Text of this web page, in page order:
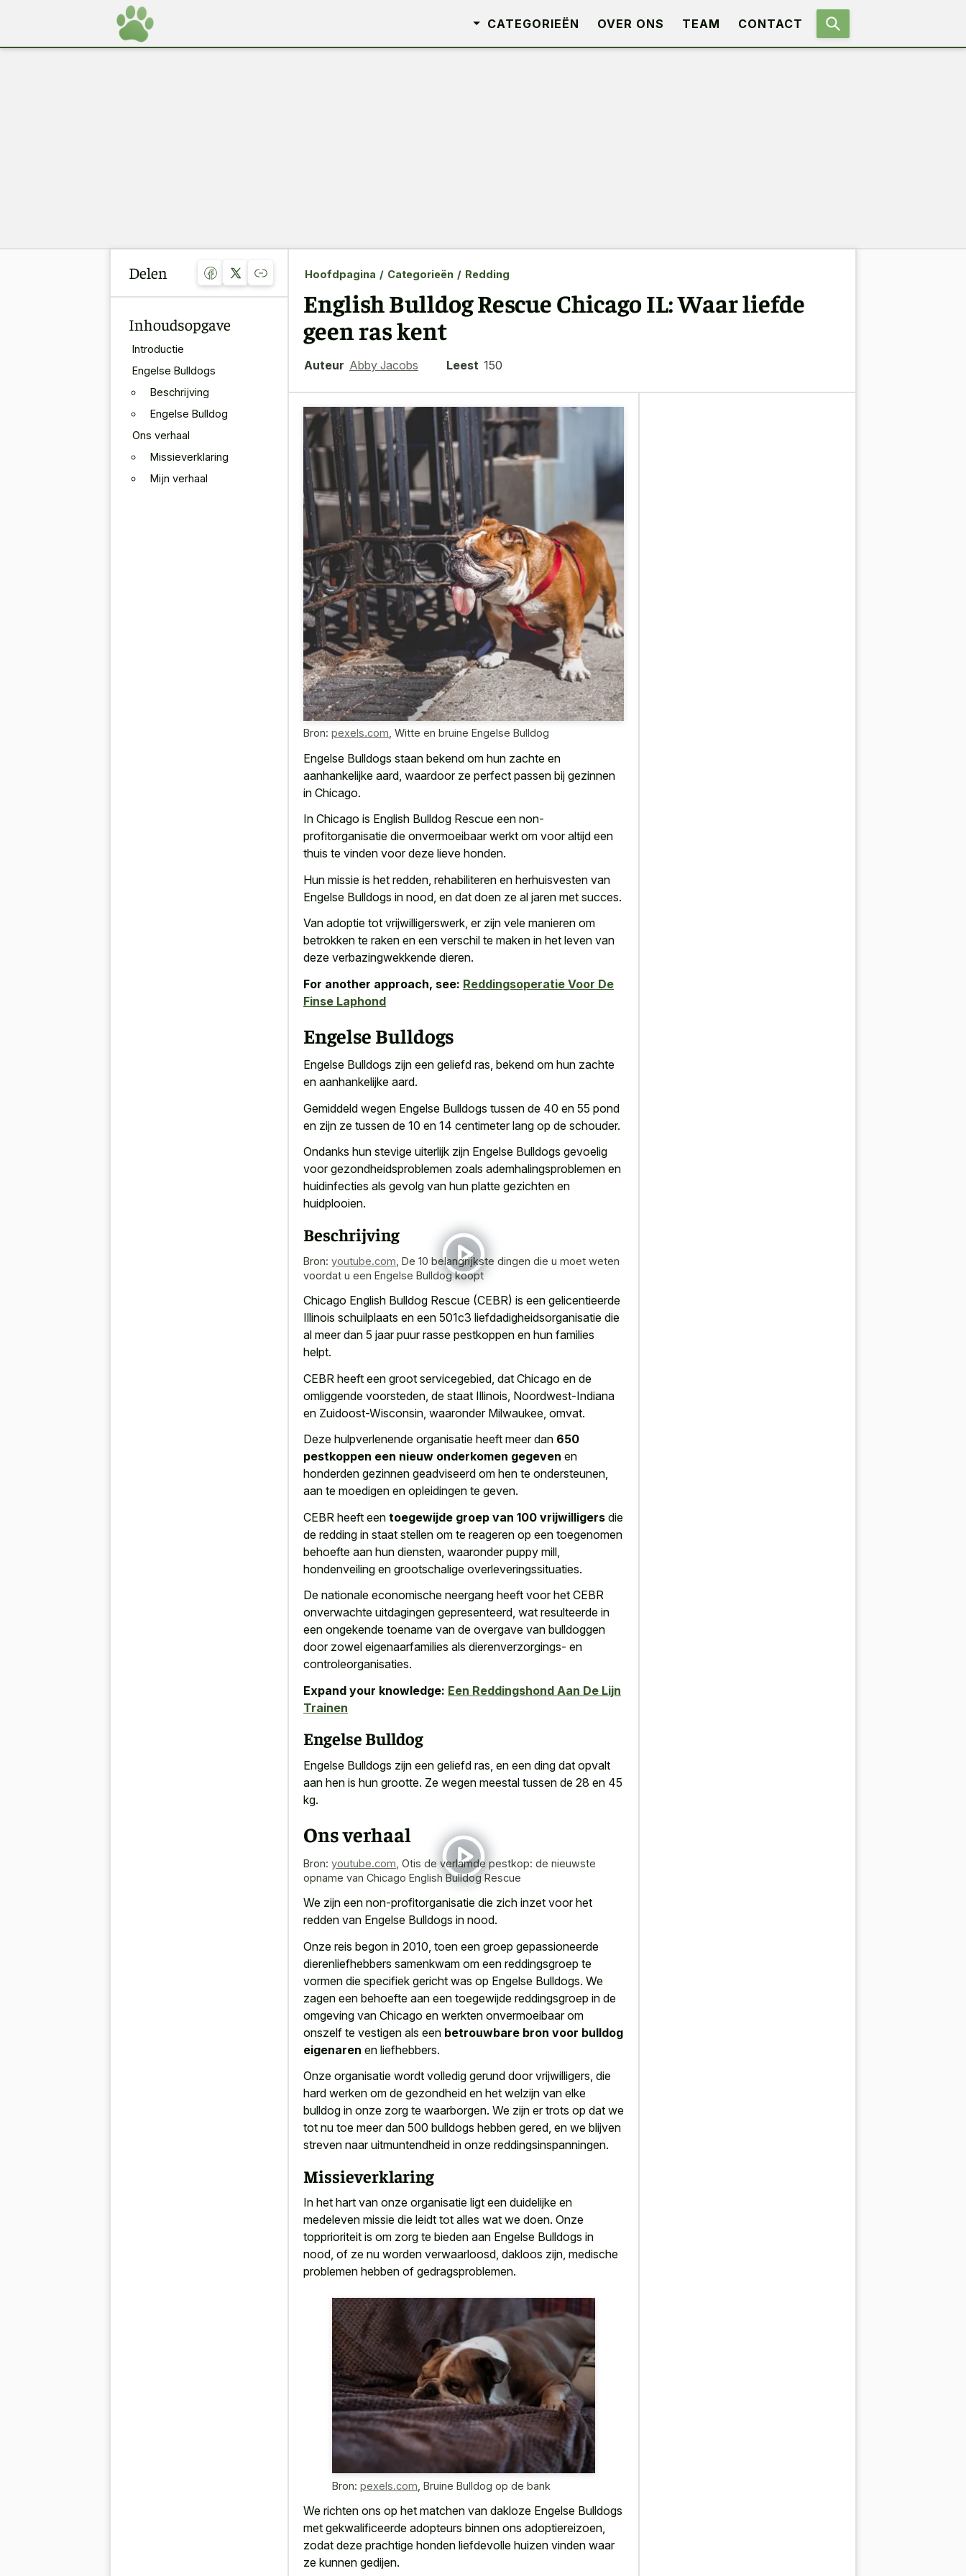
CATEGORIEËN OVER ONS TEAM CONTACT
Delen
Inhoudsopgave
Introductie
Engelse Bulldogs
Beschrijving
Engelse Bulldog
Ons verhaal
Missieverklaring
Mijn verhaal
Hoofdpagina / Categorieën / Redding
English Bulldog Rescue Chicago IL: Waar liefde
geen ras kent
Auteur Abby Jacobs Leest 150
Bron: pexels.com Witte en bruine Engelse Bulldog
Engelse Bulldogs staan bekend om hun zachte en
aanhankelijke aard, waardoor ze perfect passen bij gezinnen
in Chicago.
In Chicago is English Bulldog Rescue een non-
profitorganisatie die onvermoeibaar werkt om voor altijd een
thuis te vinden voor deze lieve honden.
Hun missie is het redden, rehabiliteren en herhuisvesten van
Engelse Bulldogs in nood, en dat doen ze al jaren met succes.
Van adoptie tot vrijwilligerswerk, er zijn vele manieren om
betrokken te raken en een verschil te maken in het leven van
deze verbazingwekkende dieren.
For another approach, see: Reddingsoperatie Voor De
Finse Laphond
Engelse Bulldogs
Engelse Bulldogs zijn een geliefd ras, bekend om hun zachte
en aanhankelijke aard.
Gemiddeld wegen Engelse Bulldogs tussen de 40 en 55 pond
en zijn ze tussen de 10 en 14 centimeter lang op de schouder.
Ondanks hun stevige uiterlijk zijn Engelse Bulldogs gevoelig
voor gezondheidsproblemen zoals ademhalingsproblemen en
huidinfecties als gevolg van hun platte gezichten en
huidplooien.
Beschrijving
Bron: youtube.com De 10 belangrijkste dingen die u moet weten
voordat u een Engelse Bulldog koopt
Chicago English Bulldog Rescue (CEBR) is een gelicentieerde
Illinois schuilplaats en een 501c3 liefdadigheidsorganisatie die
al meer dan 5 jaar puur rasse pestkoppen en hun families
helpt.
CEBR heeft een groot servicegebied, dat Chicago en de
omliggende voorsteden, de staat Illinois, Noordwest-Indiana
en Zuidoost-Wisconsin, waaronder Milwaukee, omvat.
Deze hulpverlenende organisatie heeft meer dan 650
pestkoppen een nieuw onderkomen gegeven en
honderden gezinnen geadviseerd om hen te ondersteunen,
aan te moedigen en opleidingen te geven.
CEBR heeft een toegewijde groep van 100 vrijwilligers die
de redding in staat stellen om te reageren op een toegenomen
behoefte aan hun diensten, waaronder puppy mill,
hondenveiling en grootschalige overleveringssituaties.
De nationale economische neergang heeft voor het CEBR
onverwachte uitdagingen gepresenteerd, wat resulteerde in
een ongekende toename van de overgave van bulldoggen
door zowel eigenaarfamilies als dierenverzorgings- en
controleorganisaties.
Expand your knowledge: Een Reddingshond Aan De Lijn
Trainen
Engelse Bulldog
Engelse Bulldogs zijn een geliefd ras, en een ding dat opvalt
aan hen is hun grootte. Ze wegen meestal tussen de 28 en 45
kg.
Ons verhaal
Bron: youtube.com Otis de verlamde pestkop: de nieuwste
opname van Chicago English Bulldog Rescue
We zijn een non-profitorganisatie die zich inzet voor het
redden van Engelse Bulldogs in nood.
Onze reis begon in 2010, toen een groep gepassioneerde
dierenliefhebbers samenkwam om een reddingsgroep te
vormen die specifiek gericht was op Engelse Bulldogs. We
zagen een behoefte aan een toegewijde reddingsgroep in de
omgeving van Chicago en werkten onvermoeibaar om
onszelf te vestigen als een betrouwbare bron voor bulldog
eigenaren en liefhebbers.
Onze organisatie wordt volledig gerund door vrijwilligers, die
hard werken om de gezondheid en het welzijn van elke
bulldog in onze zorg te waarborgen. We zijn er trots op dat we
tot nu toe meer dan 500 bulldogs hebben gered, en we blijven
streven naar uitmuntendheid in onze reddingsinspanningen.
Missieverklaring
In het hart van onze organisatie ligt een duidelijke en
medeleven missie die leidt tot alles wat we doen. Onze
topprioriteit is om zorg te bieden aan Engelse Bulldogs in
nood, of ze nu worden verwaarloosd, dakloos zijn, medische
problemen hebben of gedragsproblemen.
Bron: pexels.com Bruine Bulldog op de bank
We richten ons op het matchen van dakloze Engelse Bulldogs
met gekwalificeerde adopteurs binnen ons adoptiereizoen,
zodat deze prachtige honden liefdevolle huizen vinden waar
ze kunnen gedijen.